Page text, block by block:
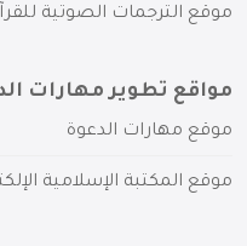
موقع الترجمات الصوتية
مواقع تطوير مهارات
موقع مهارات الدعوة
موقع المكتبة الإسلامية